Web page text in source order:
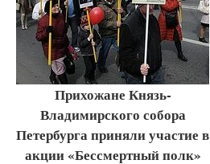
Прихожане Князь-
Владимирского собора
Петербурга приняли участие в
акции «Бессмертный полк»